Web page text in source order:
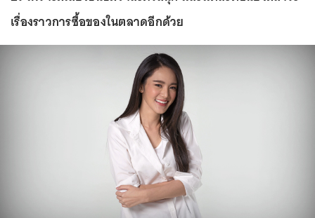
เรื่องราวการซื้อของในตลาดอีกด้วย